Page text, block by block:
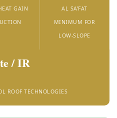
GAIN
AL SA’FAT
MINIMUM FOR
LOW-SLOPE
/ IR
ROOF TECHNOLOGIES